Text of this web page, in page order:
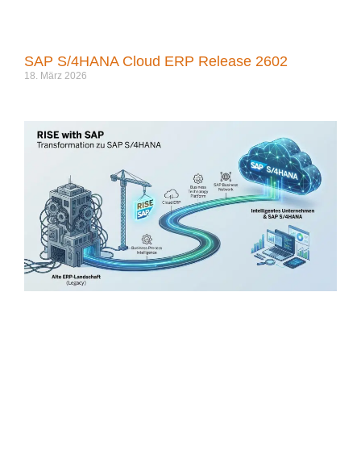
SAP S/4HANA Cloud ERP Release 2602
18. März 2026